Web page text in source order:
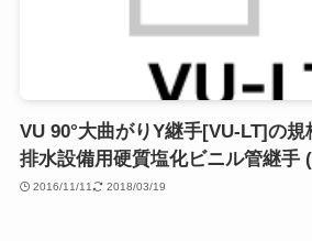
VU 90°大曲がりY継手[VU-LT]の
排水設備用硬質塩化ビニル管継手
2016/11/11 2018/03/19